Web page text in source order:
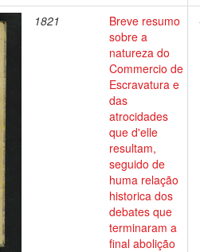
1821
Breve resumo
sobre a
natureza do
Commercio de
Escravatura e
das
atrocidades
que d'elle
resultam,
seguido de
huma relação
historica dos
debates que
terminaram a
final abolição